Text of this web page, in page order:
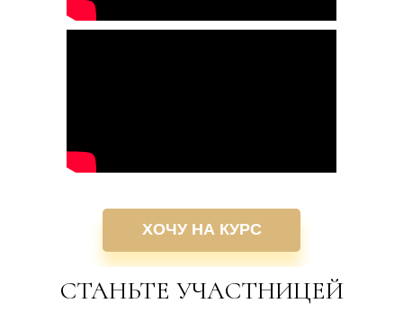
ХОЧУ НА КУРС
СТАНЬТЕ УЧАСТНИЦЕЙ